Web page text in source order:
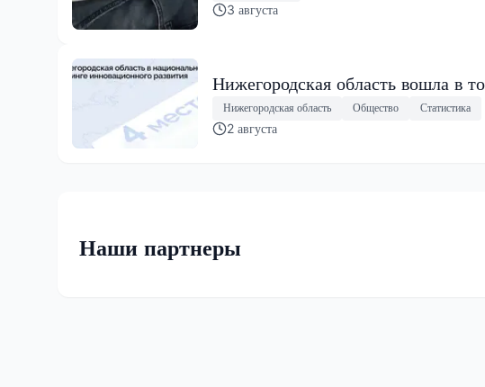
3 августа
Нижегородская область вошла в
Нижегородская область Общество Статистика
2 августа
Наши партнеры